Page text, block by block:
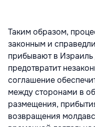
Таким образом,
законным и
прибывают в
предотвратит
соглашение
между сторонами в
размещения,
возвращения